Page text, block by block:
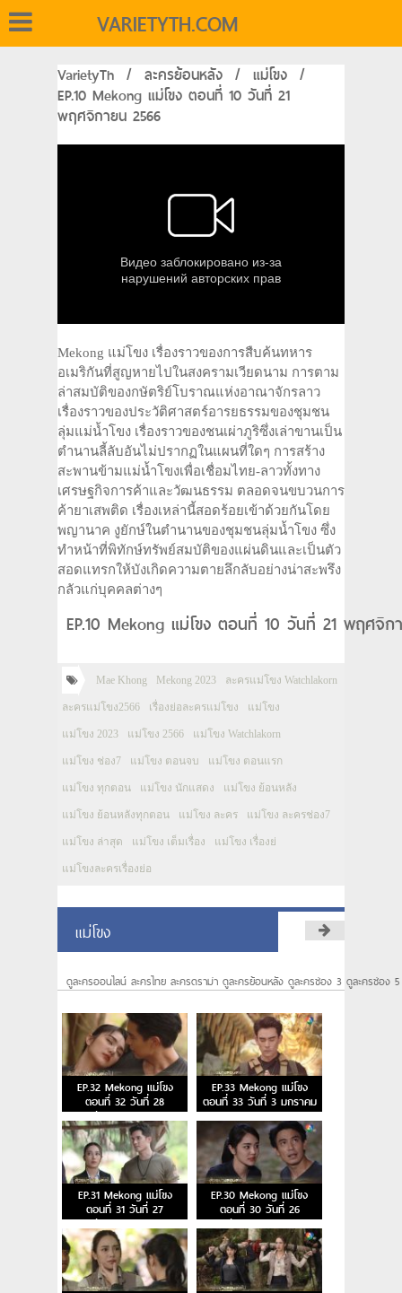
VARIETYTH.COM
VarietyTh / ละครย้อนหลัง / แม่โขง /
EP.10 Mekong แม่โขง ตอนที่ 10 วันที่ 21
พฤศจิกายน 2566
Mekong แม่โขง เรื่องราวของการสืบค้นทหาร
อเมริกันที่สูญหายไปในสงครามเวียดนาม การตาม
ล่าสมบัติของกษัตริย์โบราณแห่งอาณาจักรลาว
เรื่องราวของประวัติศาสตร์อารยธรรมของชุมชน
ลุ่มแม่น้ำโขง เรื่องราวของชนเผ่าภูริซึ่งเล่าขานเป็น
ตำนานลี้ลับอันไม่ปรากฏในแผนที่ใดๆ การสร้าง
สะพานข้ามแม่น้ำโขงเพื่อเชื่อมไทย-ลาวทั้งทาง
เศรษฐกิจการค้าและวัฒนธรรม ตลอดจนขบวนการ
ค้ายาเสพติด เรื่องเหล่านี้สอดร้อยเข้าด้วยกันโดย
พญานาค งูยักษ์ในตำนานของชุมชนลุ่มน้ำโขง ซึ่ง
ทำหน้าที่พิทักษ์ทรัพย์สมบัติของแผ่นดินและเป็นตัว
สอดแทรกให้บังเกิดความตายลึกลับอย่างน่าสะพรึง
กลัวแก่บุคคลต่างๆ
EP.10 Mekong แม่โขง ตอนที่ 10 วันที่ 21 พฤศจิ
Mae Khong Mekong 2023 ละครแม่โขง Watchlakorn
ละครแม่โขง2566 เรื่องย่อละครแม่โขง แม่โขง
แม่โขง 2023 แม่โขง 2566 แม่โขง Watchlakorn
แม่โขง ช่อง7 แม่โขง ตอนจบ แม่โขง ตอนแรก
แม่โขง ทุกตอน แม่โขง นักแสดง แม่โขง ย้อนหลัง
แม่โขง ย้อนหลังทุกตอน แม่โขง ละคร แม่โขง ละครช่อง7
แม่โขง ล่าสุด แม่โขง เต็มเรื่อง แม่โขง เรื่องย่
แม่โขงละครเรื่องย่อ
แม่โขง
ดูละครออนไลน์ ละครไทย ละครดราม่า ดูละครย้อนหลัง ดูละครช่อง 3 ดูละครช่อง
EP.32 Mekong แม่โขง
ตอนที่ 32 วันที่ 28
ธันวาคม 2566
EP.33 Mekong แม่โขง
ตอนที่ 33 วันที่ 3 มกราคม
2567
EP.31 Mekong แม่โขง
ตอนที่ 31 วันที่ 27
ธันวาคม 2566
EP.30 Mekong แม่โขง
ตอนที่ 30 วันที่ 26
ธันวาคม 2566